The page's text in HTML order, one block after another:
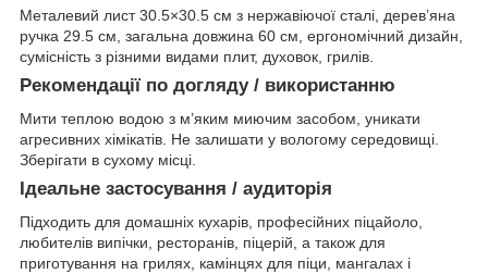
Металевий лист 30.5×30.5 см з нержавіючої сталі, дерев’яна
ручка 29.5 см, загальна довжина 60 см, ергономічний дизайн,
сумісність з різними видами плит, духовок, грилів.
Рекомендації по догляду / використанню
Мити теплою водою з м’яким миючим засобом, уникати
агресивних хімікатів. Не залишати у вологому середовищі.
Зберігати в сухому місці.
Ідеальне застосування / аудиторія
Підходить для домашніх кухарів, професійних піцайоло,
любителів випічки, ресторанів, піцерій, а також для
приготування на грилях, камінцях для піци, мангалах і